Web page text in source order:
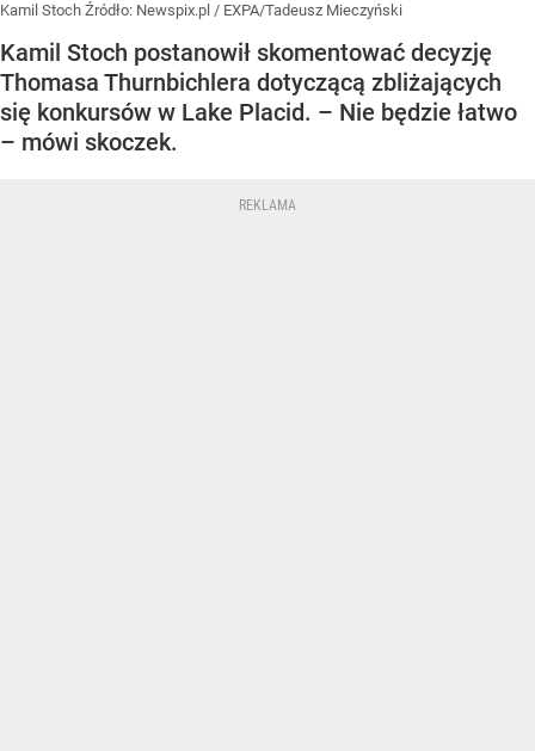
Kamil Stoch Źródło: Newspix.pl / EXPA/Tadeusz Mieczyński
Kamil Stoch postanowił skomentować decyzję
Thomasa Thurnbichlera dotyczącą zbliżających
się konkursów w Lake Placid. – Nie będzie łatwo
– mówi skoczek.